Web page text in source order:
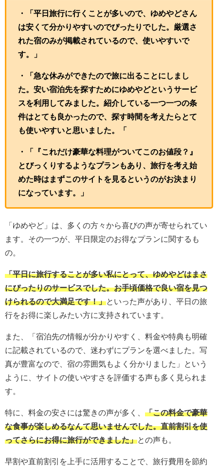
・「平日旅行に行くことが多いので、ゆめやどさん
は安くて分かりやすいのでぴったりでした。厳選さ
れた宿のみが掲載されているので、使いやすいで
す。」
・「急な休みができたので旅に出ることにしまし
た。安い宿泊先を探すためにゆめやどというサービ
スを利用してみました。紹介している一つ一つの条
件はとても良かったので、探す時間を考えたらとて
も使いやすいと思いました。「
・「『これだけ豪華な料理がついてこのお値段？』
とびっくりするようなプランもあり、旅行を考え始
めた時はまずこのサイトを見るというのがお決まり
になっています。」
「ゆめやど」は、多くの方々から喜びの声が寄せられてい
ます。その一つが、平日限定のお得なプランに関するも
の。
「平日に旅行することが多い私にとって、ゆめやどはまさ
にぴったりのサービスでした。お手頃価格で良い宿を見つ
けられるので大満足です！」といった声があり、平日の旅
行をお得に楽しみたい方に支持されています。
また、「宿泊先の情報が分かりやすく、料金や特典も明確
に記載されているので、迷わずにプランを選べました。写
真が豊富なので、宿の雰囲気もよく分かりました」という
ように、サイトの使いやすさを評価する声も多く見られま
す。
特に、料金の安さには驚きの声が多く、 「この料金で豪華
な食事が楽しめるなんて思いませんでした。直前割引を使
ってさらにお得に旅行ができました」との声も。
早割や直前割引を上手に活用することで、旅行費用を節約